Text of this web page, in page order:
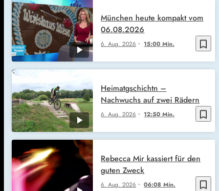
bookmark_border
6. Aug. 2026 15:00 Min.
München heute kompakt vom
06.08.2026
bookmark_border
6. Aug. 2026 12:50 Min.
Heimatgschichtn –
Nachwuchs auf zwei Rädern
bookmark_border
6. Aug. 2026 06:08 Min.
Rebecca Mir kassiert für den
guten Zweck